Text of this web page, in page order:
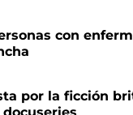
con
por la ficción